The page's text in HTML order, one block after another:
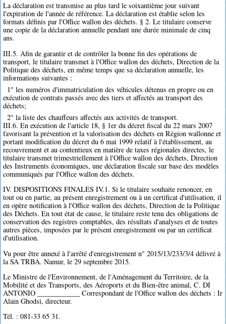
La déclaration est transmise au plus tard le soixantième jour suivant
l'expiration de l'année de référence. La déclaration est établie selon les
formats définis par l'Office wallon des déchets. § 2. Le titulaire conserve
une copie de la déclaration annuelle pendant une durée minimale de cinq
ans.
III.5. Afin de garantir et de contrôler la bonne fin des opérations de
transport, le titulaire transmet à l'Office wallon des déchets, Direction de la
Politique des déchets, en même temps que sa déclaration annuelle, les
informations suivantes :
1° les numéros d'immatriculation des véhicules détenus en propre ou en
exécution de contrats passés avec des tiers et affectés au transport des
déchets;
2° la liste des chauffeurs affectés aux activités de transport.
III.6. En exécution de l'article 18, § 1er du décret fiscal du 22 mars 2007
favorisant la prévention et la valorisation des déchets en Région wallonne et
portant modification du décret du 6 mai 1999 relatif à l'établissement, au
recouvrement et au contentieux en matière de taxes régionales directes, le
titulaire transmet trimestriellement à l'Office wallon des déchets, Direction
des Instruments économiques, une déclaration fiscale sur base des modèles
communiqués par l'Office wallon des déchets.
IV. DISPOSITIONS FINALES IV.1. Si le titulaire souhaite renoncer, en
tout ou en partie, au présent enregistrement ou à un certificat d'utilisation, il
en opère notification à l'Office wallon des déchets, Direction de la Politique
des Déchets. En tout état de cause, le titulaire reste tenu des obligations de
conservation des registres comptables, des résultats d'analyses et de toutes
autres pièces, imposées par le présent enregistrement ou par un certificat
d'utilisation.
Vu pour être annexé à l'arrêté d'enregistrement n° 2015/13/233/3/4 délivré à
la SA TRBA. Namur, le 29 septembre 2015.
Le Ministre de l'Environnement, de l'Aménagement du Territoire, de la
Mobilité et des Transports, des Aéroports et du Bien-être animal, C. DI
ANTONIO ____________ Correspondant de l'Office wallon des déchets : Ir
Alain Ghodsi, directeur.
Tél. : 081-33 65 31.